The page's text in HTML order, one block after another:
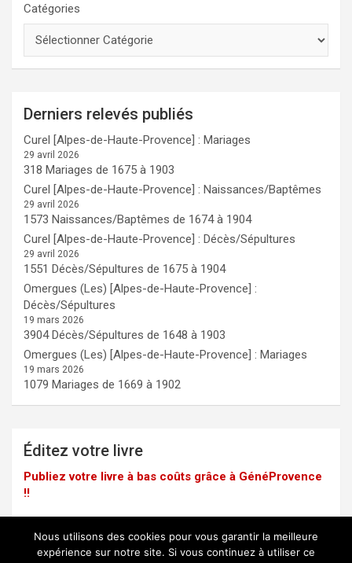
Catégories
Derniers relevés publiés
Curel [Alpes-de-Haute-Provence] : Mariages
29 avril 2026
318 Mariages de 1675 à 1903
Curel [Alpes-de-Haute-Provence] : Naissances/Baptêmes
29 avril 2026
1573 Naissances/Baptêmes de 1674 à 1904
Curel [Alpes-de-Haute-Provence] : Décès/Sépultures
29 avril 2026
1551 Décès/Sépultures de 1675 à 1904
Omergues (Les) [Alpes-de-Haute-Provence] :
Décès/Sépultures
19 mars 2026
3904 Décès/Sépultures de 1648 à 1903
Omergues (Les) [Alpes-de-Haute-Provence] : Mariages
19 mars 2026
1079 Mariages de 1669 à 1902
Éditez votre livre
Publiez votre livre à bas coûts grâce à GénéProvence
!!
Nous utilisons des cookies pour vous garantir la meilleure
expérience sur notre site. Si vous continuez à utiliser ce